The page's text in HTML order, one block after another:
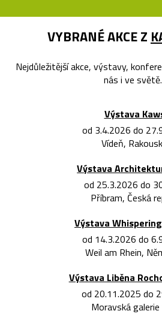
VYBRANÉ AKCE Z
Nejdůležitější akce, výstavy,
nás i ve
Výstava
od 3.4.2026 do
Vídeň,
Výstava
od 25.3.2026 do
Příbram, Česká
Výstava
od 14.3.2026 do
Weil am Rhein,
Výstava Liběna
od 20.11.2025 do
Moravská